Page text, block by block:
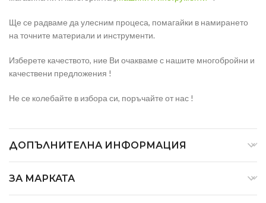
Ще се радваме да улесним процеса, помагайки в намирането
на точните материали и инструменти.
Изберете качеството, ние Ви очакваме с нашите многобройни и
качествени предложения !
Не се колебайте в избора си, поръчайте от нас !
ДОПЪЛНИТЕЛНА ИНФОРМАЦИЯ
ЗА МАРКАТА